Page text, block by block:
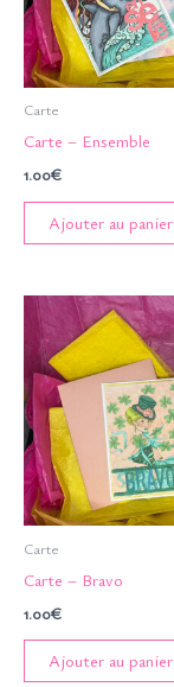
Carte
Carte – Ensemble
1.00€
Ajouter au panier
Carte
Carte – Bravo
1.00€
Ajouter au panier